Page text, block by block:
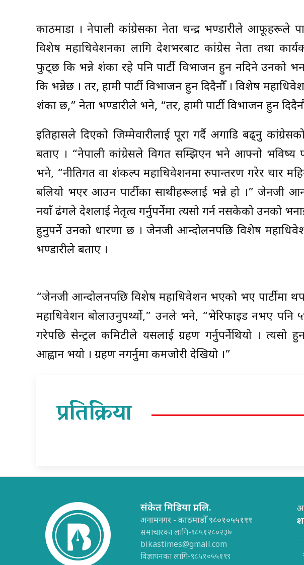
काठमाडौं । नेपाली कांग्रेसका नेता चन्द्र भण्डारीले आफूहरूले
विशेष महाधिवेशनका लागि देशभरबाट कांग्रेस नेता तथा
फुट्छ कि भन्ने शंका रहे पनि पार्टी विभाजन हुन नदिने उनको
कि भन्नेछ । तर, हामी पार्टी विभाजन हुन दिदैनौँ । विशेष
शंका छ,” नेता भण्डारीले भने, “तर, हामी पार्टी विभाजन हुन
इतिहासले दिएको जिम्मेवारीलाई पूरा गर्दै अगाडि बढ्नु
बताए । “नेपाली कांग्रेसले विगत सम्झिएन भने आफ्नो भविष्य
भने, “नीतिगत वा शंंकल्प महाधिवेशनमा रुपान्तरण गरेर चार
बलियो भएर आउन पार्टीका साथीहरूलाई भन्ने हो ।” जेनजी
नयाँ ढंगले देशलाई नेतृत्व गर्नुपर्नेमा त्यसो गर्न नसकेको उनको
हुनुपर्ने उनको धारणा छ । जेनजी आन्दोलनपछि विशेष
भण्डारीले बताए ।
“जेनजी आन्दोलनपछि विशेष महाधिवेशन भएको भए पार्टीमा
महाधिवेशन बोलाउनुपर्थ्यो,” उनले भने, “भेरिफाइड नभए पनि
गरेपछि सेन्ट्रल कमिटीले यसलाई ग्रहण गर्नुपर्नेथियो ।
आह्वान भयो । ग्रहण नगर्नुमा कमजोरी देखियो ।”
प्रतिक्रिया
संकेत मिडिया प्रा.लि.
अनामनगर - काठमाडौँ ९८०१०५५१९९
समाचारका लागि-९८५१२८०२३७
bikastimes@gmail.com
विज्ञापनका लागि-९८५१०५५१९९